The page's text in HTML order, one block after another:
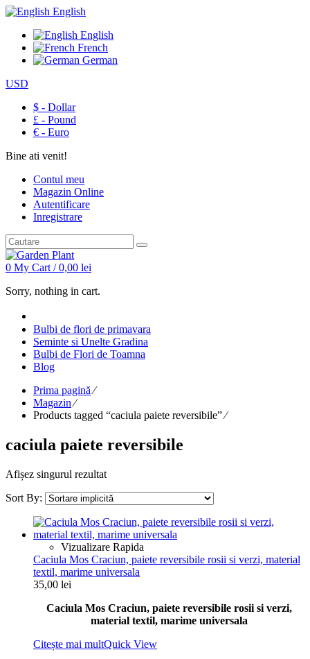
English
English
French
German
USD
$ - Dollar
£ - Pound
€ - Euro
Bine ati venit!
Contul meu
Magazin Online
Autentificare
Inregistrare
0 My Cart /0,00 lei
Sorry, nothing in cart.
Bulbi de flori de primavara
Seminte si Unelte Gradina
Bulbi de Flori de Toamna
Blog
Prima pagină⁄
Magazin ⁄
Products tagged “caciula paiete reversibile”⁄
caciula paiete reversibile
Afișez singurul rezultat
Sort By:
Vizualizare Rapida
Caciula Mos Craciun, paiete reversibile rosii si verzi, material
textil, marime universala
35,00 lei
Caciula Mos Craciun, paiete reversibile rosii si verzi,
material textil, marime universala
Citește mai multQuick View